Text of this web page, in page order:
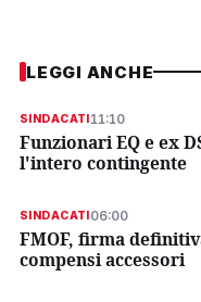
LEGGI ANCHE
SINDACATI11:10
Funzionari EQ e ex
l'intero contingente
SINDACATI06:00
FMOF, firma
compensi accessori